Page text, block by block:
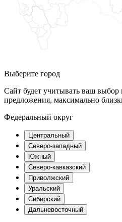
Выберите город
Сайт будет учитывать ваш выбор
предложения, максимально
Федеральный округ
Центральный
Северо-западный
Южный
Северо-кавказский
Приволжский
Уральский
Сибирский
Дальневосточный